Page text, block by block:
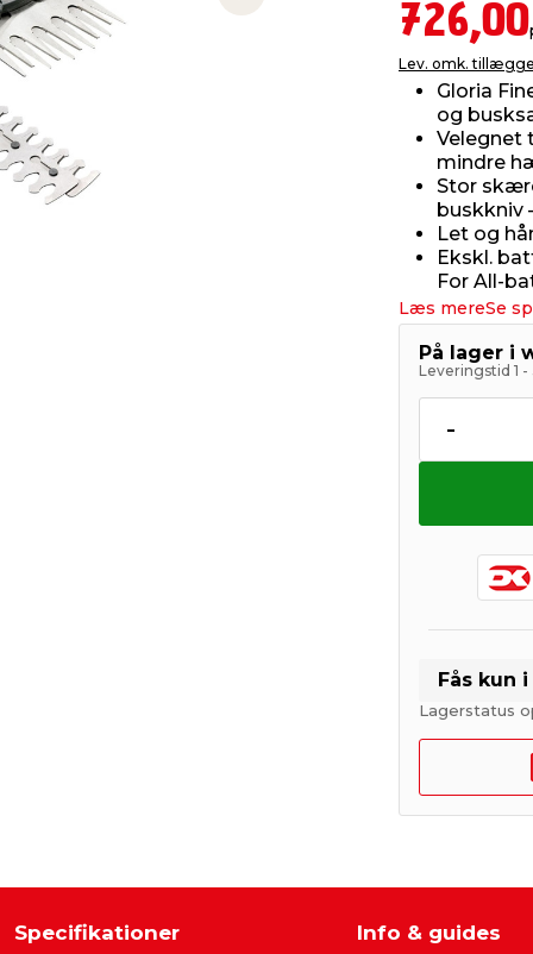
Next slide 726,00
Lev. omk.
Gloria
og
Velegnet
mindre
Stor
buskkniv
Let og
Ekskl.
For All-
Læs mereSe
På lager i
Leveringstid 1
-
Fås kun
Lagerstatus
Specifikationer Info & guides